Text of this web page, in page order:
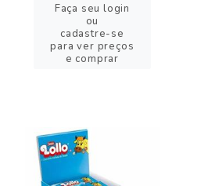
Faça seu login
ou
cadastre-se
para ver preços
e comprar